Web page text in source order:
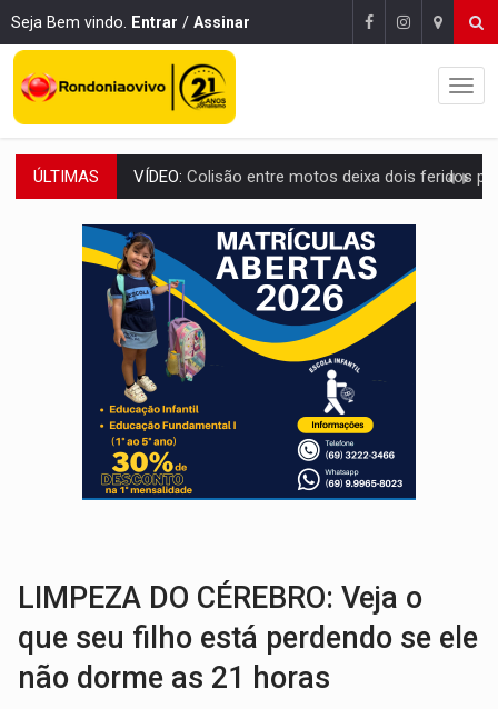
Seja Bem vindo. Entrar / Assinar
ÚLTIMAS SOLIDARIEDADE:Cadelinha com câncer precisa de
DESAPARECIDO:Família procura por cachorrinho
CASO MATHEUS:DHPP se mobiliza para tentar localizar corpo de
DÉFICIT DE MANDATO:Contas do governo de Rondônia expõem meta
CREDIBILIDADE:Superintendentes da PF defendem independência e apoio
ALIANÇA PODEROSA: Chapa vitaminada pode alcançar larga e boa
SÃO PAULO: PM abre concurso público com 2.000 vagas para
CINEAMAZÔNIA: Filmes rondonienses provocam debate sobre temas
Colisão entre motos deixa dois feridos próximo ao
LIMPEZA DO CÉREBRO: Veja o
que seu filho está perdendo se ele
não dorme as 21 horas